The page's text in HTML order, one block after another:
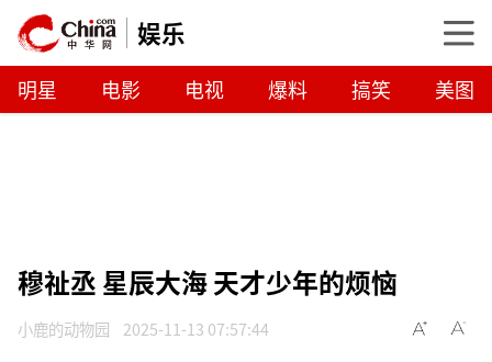
娱乐
明星 电影 电视 爆料 搞笑 美图
穆祉丞 星辰大海 天才少年的烦恼
小鹿的动物园 2025-11-13 07:57:44